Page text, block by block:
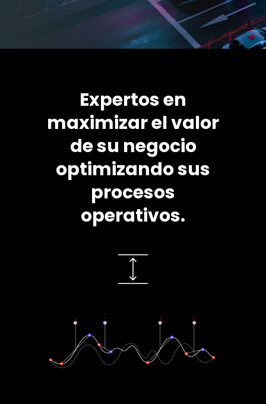
Expertos en
maximizar el valor
de su negocio
optimizando sus
procesos
operativos.